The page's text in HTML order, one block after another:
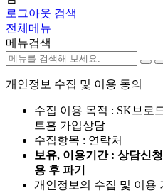
로그아웃 검색
전체메뉴
메뉴검색
개인정보 수집 및 이용 동의
수집 이용 목적 : SK브로
트홈 가입상담
수집항목 : 연락처
보유, 이용기간 : 상담신
용 후 파기
개인정보의 수집 및 이용